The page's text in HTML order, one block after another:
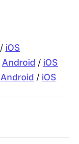
/ iOS
Android / iOS
Android / iOS